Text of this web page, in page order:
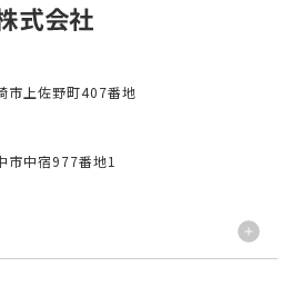
上佐野町407番地
中宿977番地1